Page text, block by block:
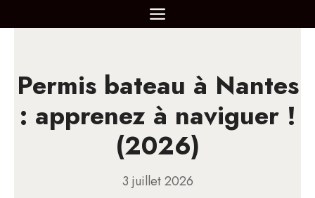
au
MENU
Permis bateau à Nantes
: apprenez à naviguer !
(2026)
3 juillet 2026